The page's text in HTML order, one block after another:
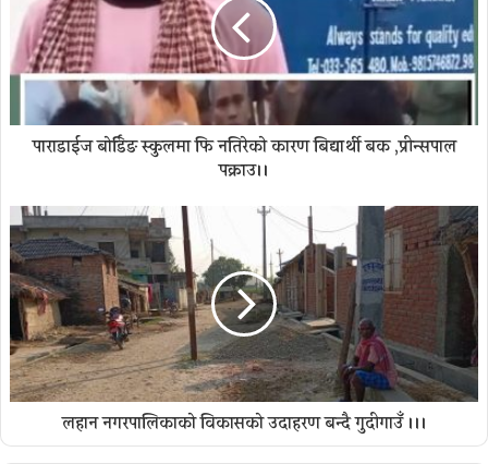
पाराडाईज बोर्डिङ स्कुलमा फि नतिरेकाे कारण बिद्यार्थी बन्धक ,प्रीन्सपाल
पक्राउ।।
लहान नगरपालिकाको विकासको उदाहरण बन्दै गुदीगाउँ ।।।